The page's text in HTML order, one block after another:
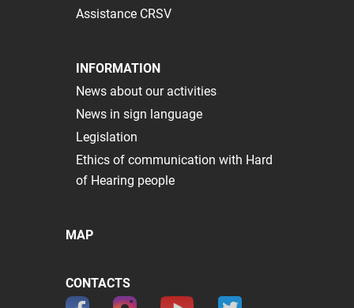
Assistance CRSV
INFORMATION
News about our activities
News in sign language
Legislation
Ethics of communication with Hard
of Hearing people
MAP
CONTACTS